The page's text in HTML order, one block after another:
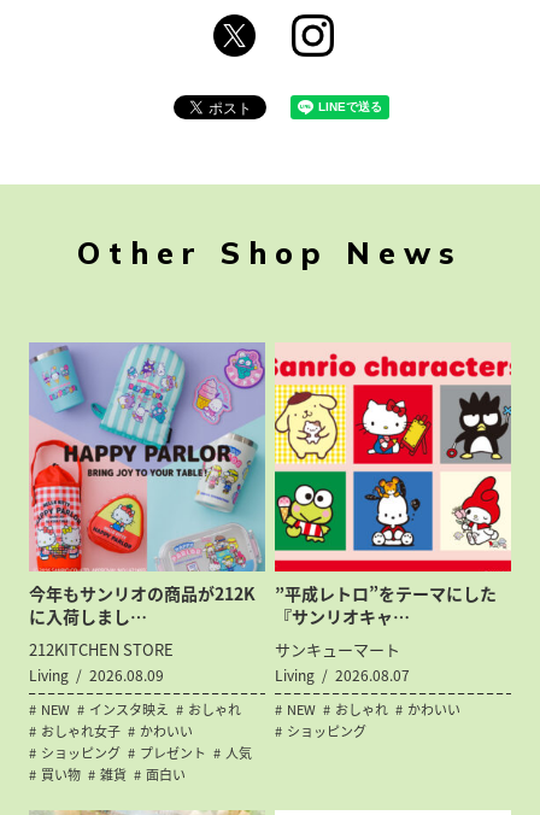
Other Shop News
今年もサンリオの商品が212K
に入荷しまし…
212KITCHEN STORE
Living 2026.08.09
NEW インスタ映え
おしゃれ
おしゃれ女子
かわいい
ショッピング
プレゼント
人気
買い物
雑貨 面白い
”平成レトロ”をテーマにした
『サンリオキャ…
サンキューマート
Living 2026.08.07
NEW おしゃれ
かわいい
ショッピング